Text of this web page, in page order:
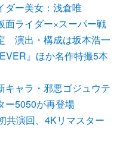
ダー美女：浅倉唯
面ライダー×スーパー戦
演出・構成は坂本浩一
』ほか名作特撮5本
キャラ・邪悪ゴジュウテ
5050が再登場
共演回、4Kリマスター